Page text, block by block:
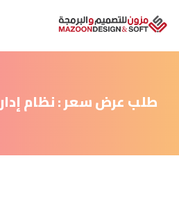
طلب عرض سعر : نظام